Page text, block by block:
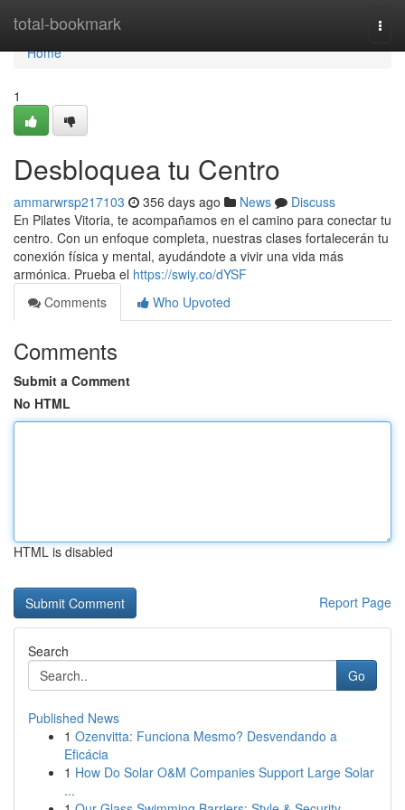
total-bookmark
Home
Home
1
Desbloquea tu Centro
ammarwrsp217103 356 days ago News
Discuss
En Pilates Vitoria, te acompañamos en el camino para conectar tu
centro. Con un enfoque completa, nuestras clases fortalecerán tu
conexión física y mental, ayudándote a vivir una vida más
armónica. Prueba el https://swiy.co/dYSF
Comments
Who Upvoted
Comments
Submit a Comment
No HTML
HTML is disabled
Report Page
Search
Go
Published News
1 Ozenvitta: Funciona Mesmo? Desvendando a
Eficácia
1 How Do Solar O&M Companies Support Large Solar
...